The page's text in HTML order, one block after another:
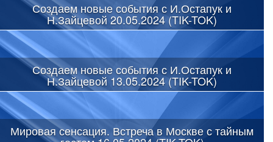
Создаем новые события с И.Остапук и
Н.Зайцевой 20.05.2024 (TIK-TOK)
Создаем новые события с И.Остапук и
Н.Зайцевой 13.05.2024 (TIK-TOK)
Мировая сенсация. Встреча в Москве с тайным